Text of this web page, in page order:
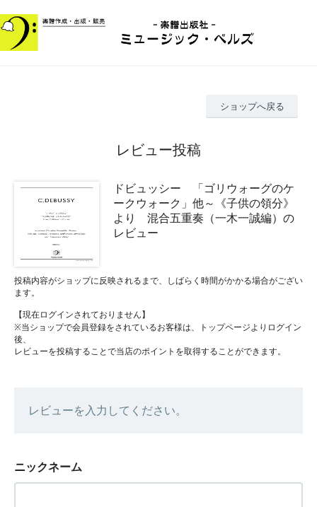
ショップへ戻る
レビュー投稿
ドビュッシー 「ゴリウォーグのケ
ークウォーク」他～《子供の領分》
より 混合五重奏（一木一誠編）の
レビュー
投稿内容がショップに反映されるまで、しばらく時間がかかる場合がござい
ます。
【現在ログインされておりません】
※当ショップで会員登録をされているお客様は、トップページよりログイン
後、
レビューを投稿することで当店のポイントを取得することができます。
レビューを入力してください。
ニックネーム